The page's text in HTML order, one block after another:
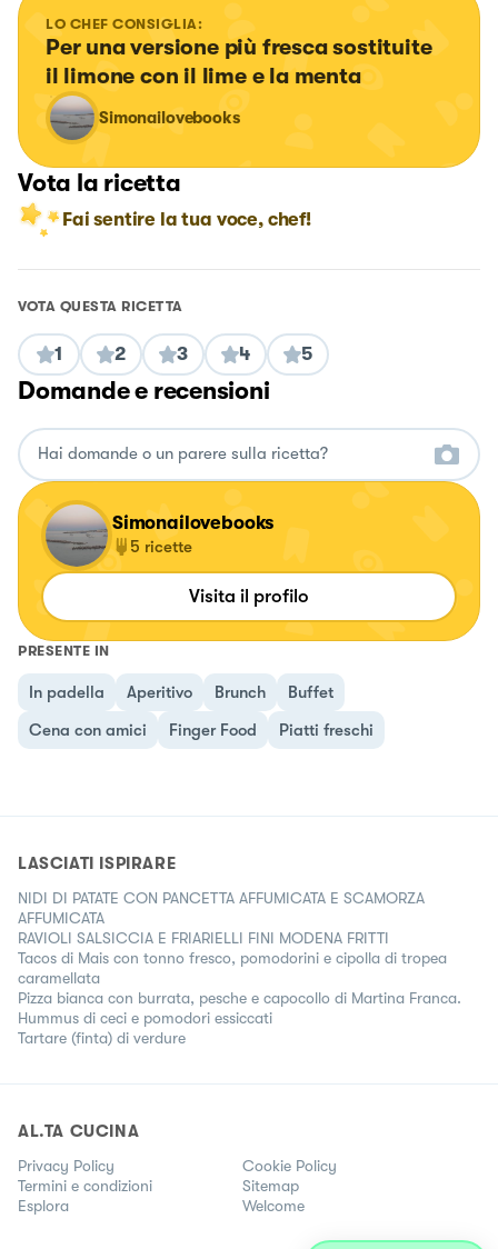
LO CHEF CONSIGLIA:
Per una versione più fresca sostituite
il limone con il lime e la menta
Simonailovebooks
Vota la ricetta
Fai sentire la tua voce, chef!
VOTA QUESTA RICETTA
1 2 3 4 5
Domande e recensioni
Simonailovebooks
5 ricette
Visita il profilo
PRESENTE IN
In padella Aperitivo Brunch
Buffet
Cena con amici
Finger Food Piatti freschi
LASCIATI ISPIRARE
NIDI DI PATATE CON PANCETTA AFFUMICATA E SCAMORZA
AFFUMICATA
RAVIOLI SALSICCIA E FRIARIELLI FINI MODENA FRITTI
Tacos di Mais con tonno fresco, pomodorini e cipolla di tropea
caramellata
Pizza bianca con burrata, pesche e capocollo di Martina Franca.
Hummus di ceci e pomodori essiccati
Tartare (finta) di verdure
AL.TA CUCINA
Privacy Policy
Cookie Policy
Termini e condizioni
Sitemap
Esplora
Welcome